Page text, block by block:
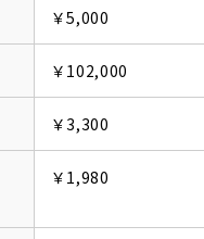
￥5,000
￥102,000
￥3,300
￥1,980